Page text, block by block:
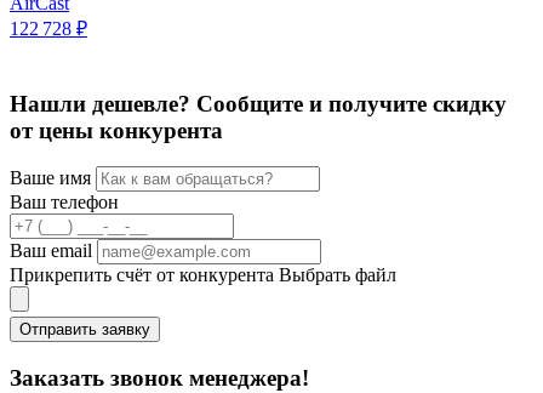
122 728 ₽
Нашли дешевле? Сообщите и получите скидку
от цены конкурента
Ваше имя
Ваш телефон
Ваш email
Прикрепить счёт от конкурента Выбрать файл
Отправить заявку
Заказать звонок менеджера!